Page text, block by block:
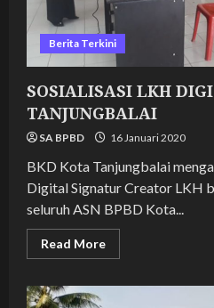
Berita Terkini
SOSIALISASI LKH
TANJUNGBALAI
SA BPBD 16 Januari 2020
BKD Kota Tanjungbalai
Digital Signatur Creator LKH
seluruh ASN BPBD Kota...
Read MoreRead
more